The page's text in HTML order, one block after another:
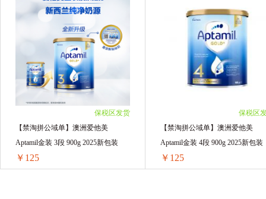
1罐装 ￥232.8(￥232.8/单罐)
2罐装 ￥456(￥228/单罐)
3罐装 ￥684(￥228/单罐)
4罐装 ￥912(￥228/单罐)
5罐装 ￥1140(￥228/单罐)
6罐装 ￥1368(￥228/单罐)
1罐装 ￥227.94(￥227.94/单罐)
2罐装 ￥445.98(￥222.99/单罐)
3罐装 ￥668.97(￥222.99/单罐)
4罐装 ￥891.96(￥222.99/单罐)
6罐装 ￥1337.94(￥222.99/单罐)
保税区发货
【禁淘拼公域单】澳洲爱他美
Aptamil金装 3段 900g 2025新包装
￥125
保税区
【禁淘拼公域单】澳洲爱他美
Aptamil金装 4段 900g 2025新包装
￥125